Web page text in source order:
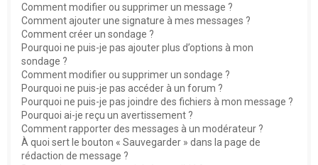
Comment modifier ou supprimer un message ?
Comment ajouter une signature à mes messages ?
Comment créer un sondage ?
Pourquoi ne puis-je pas ajouter plus d’options à mon
sondage ?
Comment modifier ou supprimer un sondage ?
Pourquoi ne puis-je pas accéder à un forum ?
Pourquoi ne puis-je pas joindre des fichiers à mon message ?
Pourquoi ai-je reçu un avertissement ?
Comment rapporter des messages à un modérateur ?
À quoi sert le bouton « Sauvegarder » dans la page de
rédaction de message ?